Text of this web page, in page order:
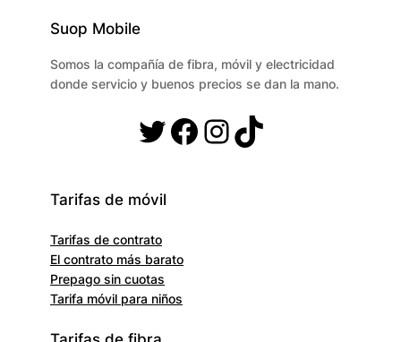
Suop Mobile
Somos la compañía de fibra, móvil y electricidad
donde servicio y buenos precios se dan la mano.
Twitter Facebook InstagramTikTok
Tarifas de móvil
Tarifas de contrato
El contrato más barato
Prepago sin cuotas
Tarifa móvil para niños